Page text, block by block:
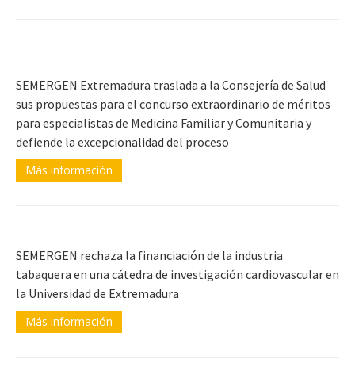
SEMERGEN Extremadura traslada a la Consejería de Salud
sus propuestas para el concurso extraordinario de méritos
para especialistas de Medicina Familiar y Comunitaria y
defiende la excepcionalidad del proceso
Más información
SEMERGEN rechaza la financiación de la industria
tabaquera en una cátedra de investigación cardiovascular en
la Universidad de Extremadura
Más información